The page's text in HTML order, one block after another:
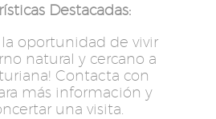
Destacadas:
la oportunidad de vivir
natural y cercano a
Contacta con
más información y
una visita.